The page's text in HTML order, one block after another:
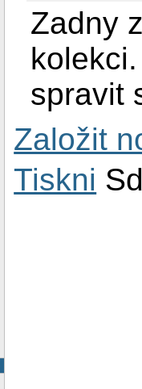
Zadny
spravit
Založit
Tiskni